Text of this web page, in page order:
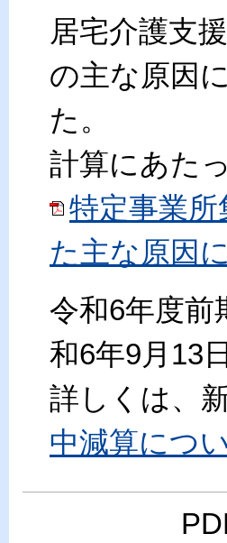
居宅介護支
の主な原因
た。
計算にあた
特定事業
た主な原因
令和6年度前
和6年9月13
詳しくは、
中減算につ